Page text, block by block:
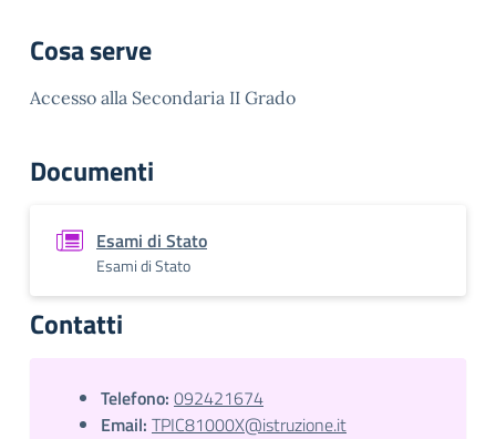
Cosa serve
Accesso alla Secondaria II Grado
Documenti
Esami di Stato
Esami di Stato
Contatti
Telefono: 092421674
Email: TPIC81000X@istruzione.it